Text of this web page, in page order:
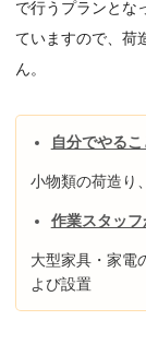
で行うプランとな
ていますので、荷
ん。
自分でやるこ
小物類の荷造り
作業スタッフ
大型家具・家電
よび設置